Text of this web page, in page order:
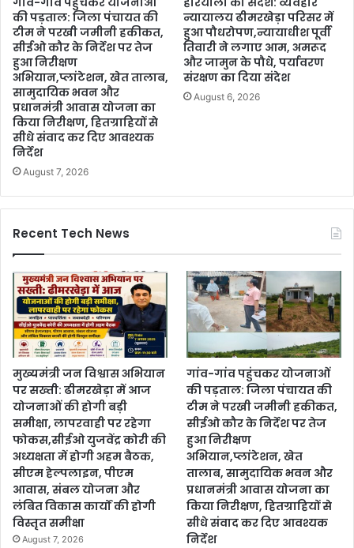
की पड़ताल: जिला पंचायत की
टीम ने परखी जमीनी हकीकत,
सीईओ कौर के निर्देश पर तेज
हुआ निरीक्षण
अभियान,प्लांटेशन, खेत तालाब,
सामुदायिक भवन और
प्रधानमंत्री आवास योजना का
किया निरीक्षण, हितग्राहियों से
सीधे संवाद कर दिए आवश्यक
निर्देश
August 7, 2026
न्यायालय ढीमरखेड़ा परिसर में
हुआ पौधरोपण,न्यायाधीश पूर्वी
तिवारी ने लगाए आम, अमरूद
और जामुन के पौधे, पर्यावरण
संरक्षण का दिया संदेश
August 6, 2026
Recent Tech News
मुख्यमंत्री जन विश्वास अभियान
पर सख्ती: ढीमरखेड़ा में आज
योजनाओं की होगी बड़ी
समीक्षा, लापरवाही पर रहेगा
फोकस,सीईओ युजवेंद्र कोरी की
अध्यक्षता में होगी अहम बैठक,
सीएम हेल्पलाइन, पीएम
आवास, संबल योजना और
लंबित विकास कार्यों की होगी
विस्तृत समीक्षा
August 7, 2026
गांव-गांव पहुंचकर योजनाओं
की पड़ताल: जिला पंचायत की
टीम ने परखी जमीनी हकीकत,
सीईओ कौर के निर्देश पर तेज
हुआ निरीक्षण
अभियान,प्लांटेशन, खेत
तालाब, सामुदायिक भवन और
प्रधानमंत्री आवास योजना का
किया निरीक्षण, हितग्राहियों से
सीधे संवाद कर दिए आवश्यक
निर्देश